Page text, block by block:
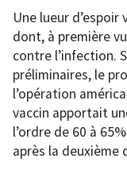
Une lueur
dont, à première
contre l’infection.
préliminaires, le
l’opération
vaccin apportait
l’ordre de 60 à
après la deuxième